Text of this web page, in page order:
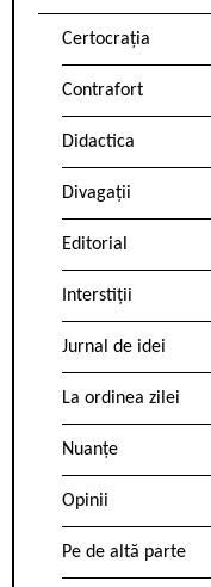
Certocrația
Contrafort
Didactica
Divagații
Editorial
Interstiții
Jurnal de idei
La ordinea zilei
Nuanțe
Opinii
Pe de altă parte